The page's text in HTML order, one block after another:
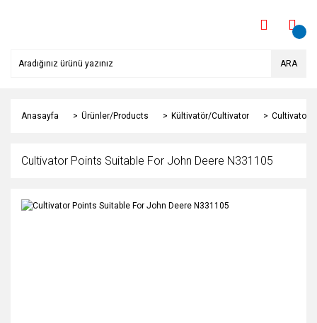
ARA
Anasayfa Ürünler/Products Kültivatör/Cultivator Cultivator
Cultivator Points Suitable For John Deere N331105